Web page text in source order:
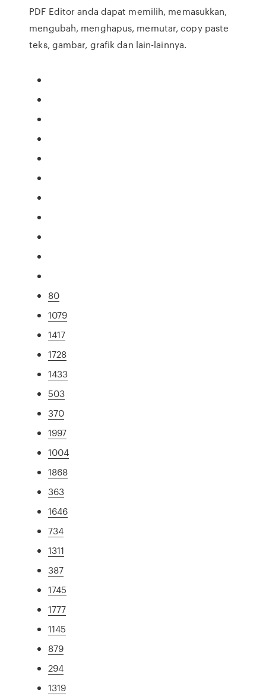
PDF Editor anda dapat memilih, memasukkan,
mengubah, menghapus, memutar, copy paste
teks, gambar, grafik dan lain-lainnya.
80
1079
1417
1728
1433
503
370
1997
1004
1868
363
1646
734
1311
387
1745
1777
1145
879
294
1319